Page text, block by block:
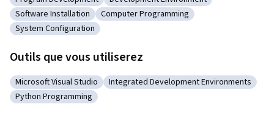
Catégorie : Program DevelopmentCatégorie : Development Environment
Catégorie : Software Installation
Software Installation Catégorie : Computer Programming
Computer Programming
Catégorie : System Configuration
System Configuration
Outils que vous utiliserez
Catégorie : Microsoft Visual Studio
Microsoft Visual Studio Catégorie : Integrated Development
Integrated Development Environments
Catégorie : Python Programming
Python Programming